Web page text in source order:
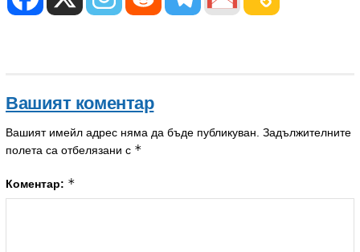
Вашият коментар
Вашият имейл адрес няма да бъде публикуван. Задължителните
полета са отбелязани с *
Коментар: *